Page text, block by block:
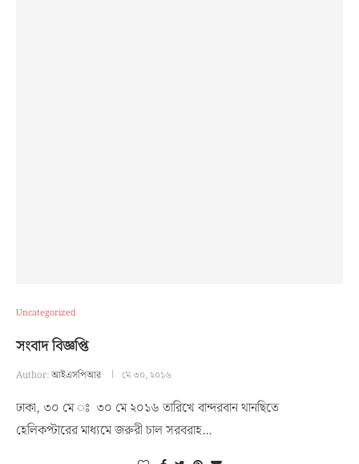
Uncategorized
সংবাদ বিজ্ঞপ্তি
Author:আইএসপিআর মে ৩০, ২০১৬
ঢাকা, ৩০ মে ঃ ৩০ মে ২০১৬ তারিখে বান্দরবান থানছিতে
হেলিকপ্টারের মাধ্যমে জরুরী চাল সরবরাহ…